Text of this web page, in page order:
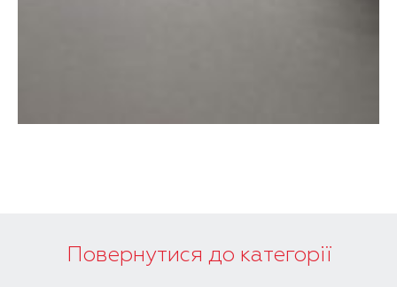
Повернутися до категорії